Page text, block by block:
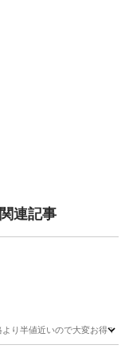
連記事
り半値近いので大変お得